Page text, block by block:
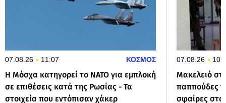
07.08.26 11:07 ΚΟΣΜΟΣ
Η Μόσχα κατηγορεί το ΝΑΤΟ για εμπλοκή
σε επιθέσεις κατά της Ρωσίας - Τα
στοιχεία που εντόπισαν χάκερ
07.08.26
Μακελειό
παππούδες
σφαίρες στο